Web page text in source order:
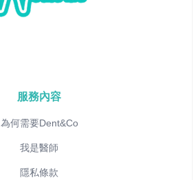
服務內容
為何需要Dent&Co
我是醫師
隱私條款